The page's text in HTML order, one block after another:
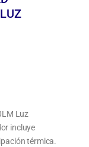
Luz
incluye
térmica.